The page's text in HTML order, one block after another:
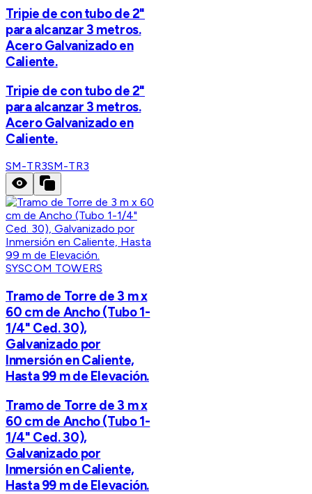
Tripie de con tubo de 2"
para alcanzar 3 metros.
Acero Galvanizado en
Caliente.
Tripie de con tubo de 2"
para alcanzar 3 metros.
Acero Galvanizado en
Caliente.
SM-TR3SM-TR3
SYSCOM TOWERS
Tramo de Torre de 3 m x
60 cm de Ancho (Tubo 1-
1/4" Ced. 30),
Galvanizado por
Inmersión en Caliente,
Hasta 99 m de Elevación.
Tramo de Torre de 3 m x
60 cm de Ancho (Tubo 1-
1/4" Ced. 30),
Galvanizado por
Inmersión en Caliente,
Hasta 99 m de Elevación.